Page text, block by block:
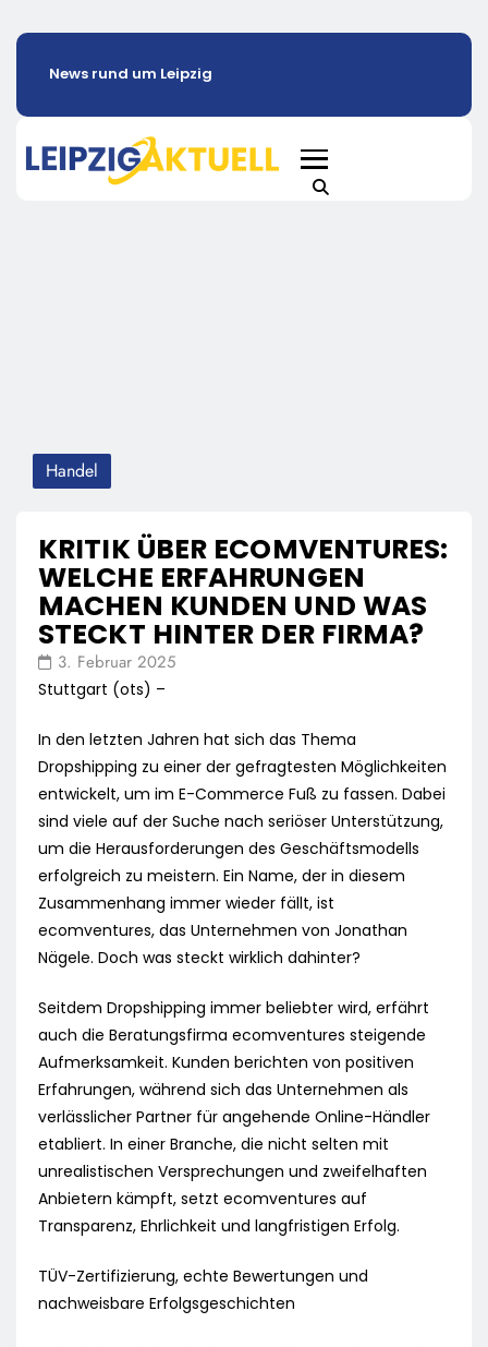
News rund um Leipzig
Handel
KRITIK ÜBER ECOMVENTURES:
WELCHE ERFAHRUNGEN
MACHEN KUNDEN UND WAS
STECKT HINTER DER FIRMA?
3. Februar 2025
Stuttgart (ots) –
In den letzten Jahren hat sich das Thema
Dropshipping zu einer der gefragtesten Möglichkeiten
entwickelt, um im E-Commerce Fuß zu fassen. Dabei
sind viele auf der Suche nach seriöser Unterstützung,
um die Herausforderungen des Geschäftsmodells
erfolgreich zu meistern. Ein Name, der in diesem
Zusammenhang immer wieder fällt, ist
ecomventures, das Unternehmen von Jonathan
Nägele. Doch was steckt wirklich dahinter?
Seitdem Dropshipping immer beliebter wird, erfährt
auch die Beratungsfirma ecomventures steigende
Aufmerksamkeit. Kunden berichten von positiven
Erfahrungen, während sich das Unternehmen als
verlässlicher Partner für angehende Online-Händler
etabliert. In einer Branche, die nicht selten mit
unrealistischen Versprechungen und zweifelhaften
Anbietern kämpft, setzt ecomventures auf
Transparenz, Ehrlichkeit und langfristigen Erfolg.
TÜV-Zertifizierung, echte Bewertungen und
nachweisbare Erfolgsgeschichten